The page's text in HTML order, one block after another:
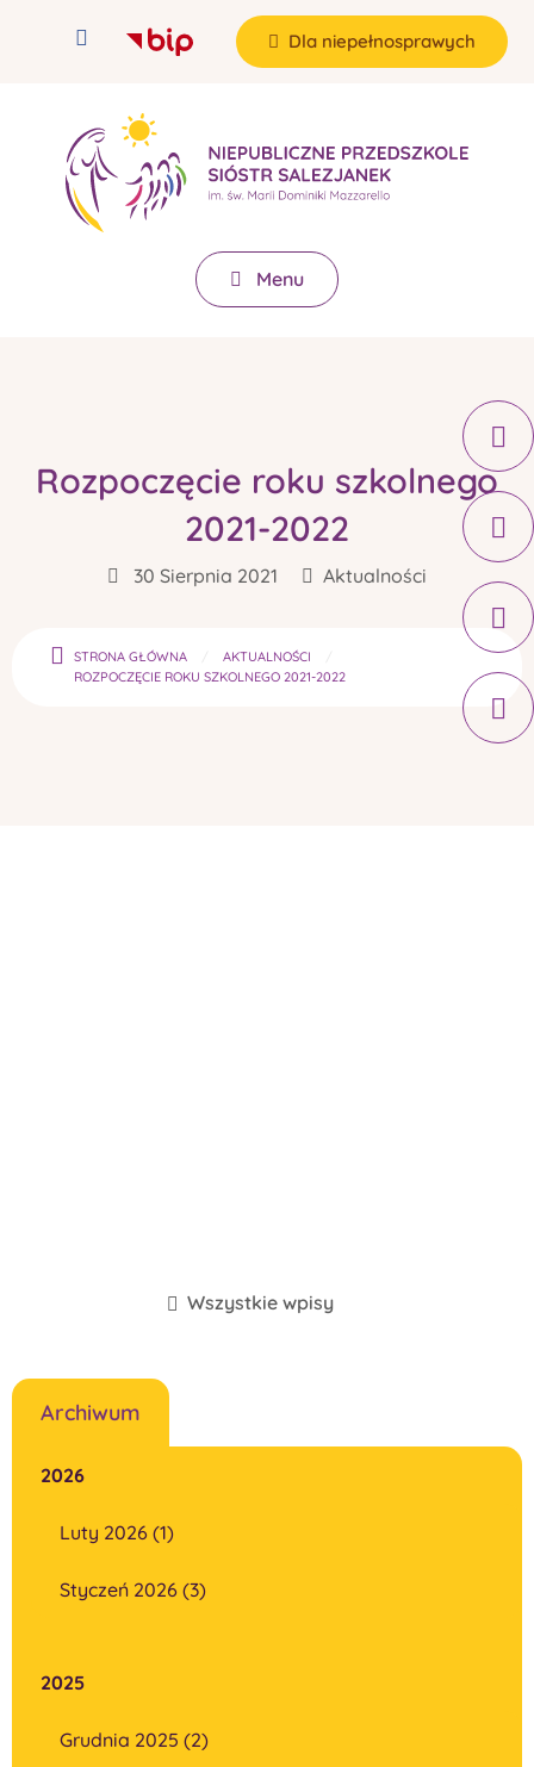
Dla niepełnosprawych
Menu
Rozpoczęcie roku szkolnego
2021-2022
30 Sierpnia 2021 Aktualności
STRONA GŁÓWNA
AKTUALNOŚCI
ROZPOCZĘCIE ROKU SZKOLNEGO 2021-2022
Wszystkie wpisy
Archiwum
2026
Luty 2026 (1)
Styczeń 2026 (3)
2025
Grudnia 2025 (2)